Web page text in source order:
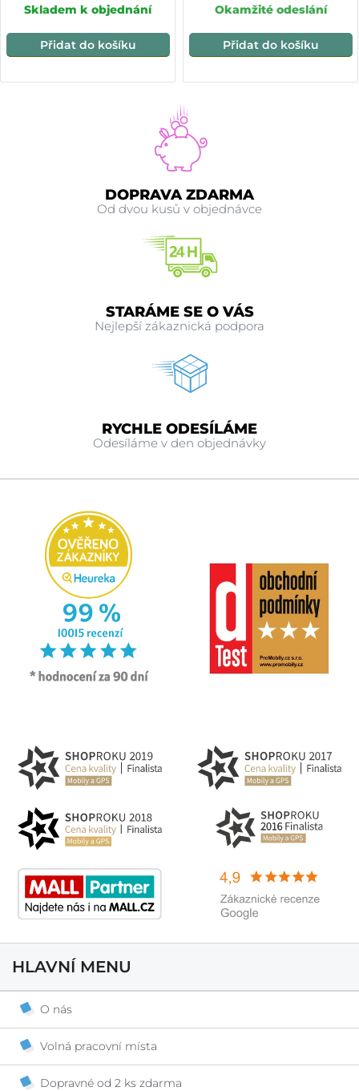
Skladem k objednání
Přidat do košíku
Okamžité odeslání
Přidat do košíku
DOPRAVA ZDARMA
Od dvou kusů v objednávce
STARÁME SE O VÁS
Nejlepší zákaznická podpora
RYCHLE ODESÍLÁME
Odesíláme v den objednávky
HLAVNÍ MENU
O nás
Volná pracovní místa
Dopravné od 2 ks zdarma